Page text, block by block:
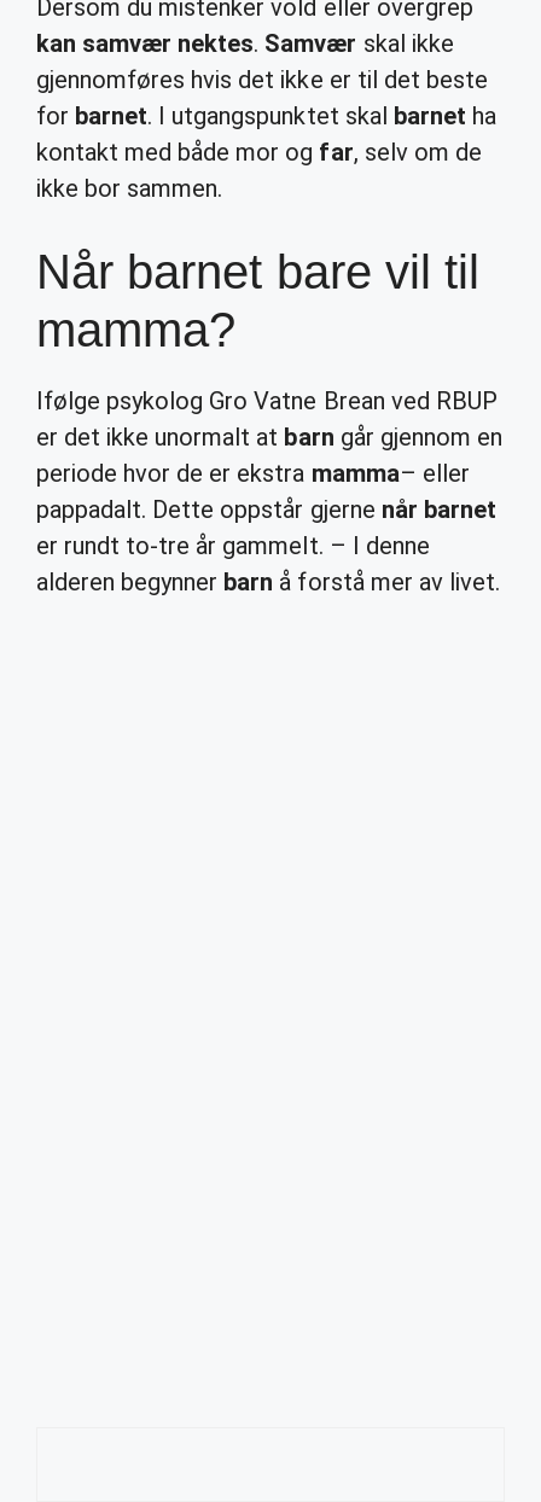
Dersom du mistenker vold eller overgrep
kan samvær nektes. Samvær skal ikke
gjennomføres hvis det ikke er til det beste
for barnet. I utgangspunktet skal barnet ha
kontakt med både mor og far, selv om de
ikke bor sammen.
Når barnet bare vil til
mamma?
Ifølge psykolog Gro Vatne Brean ved RBUP
er det ikke unormalt at barn går gjennom en
periode hvor de er ekstra mamma– eller
pappadalt. Dette oppstår gjerne når barnet
er rundt to-tre år gammelt. – I denne
alderen begynner barn å forstå mer av livet.